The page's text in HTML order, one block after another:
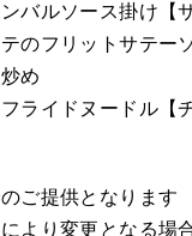
バルソース掛け【
のフリットサテー
め
フライドヌードル【
ご提供となります
より変更となる場